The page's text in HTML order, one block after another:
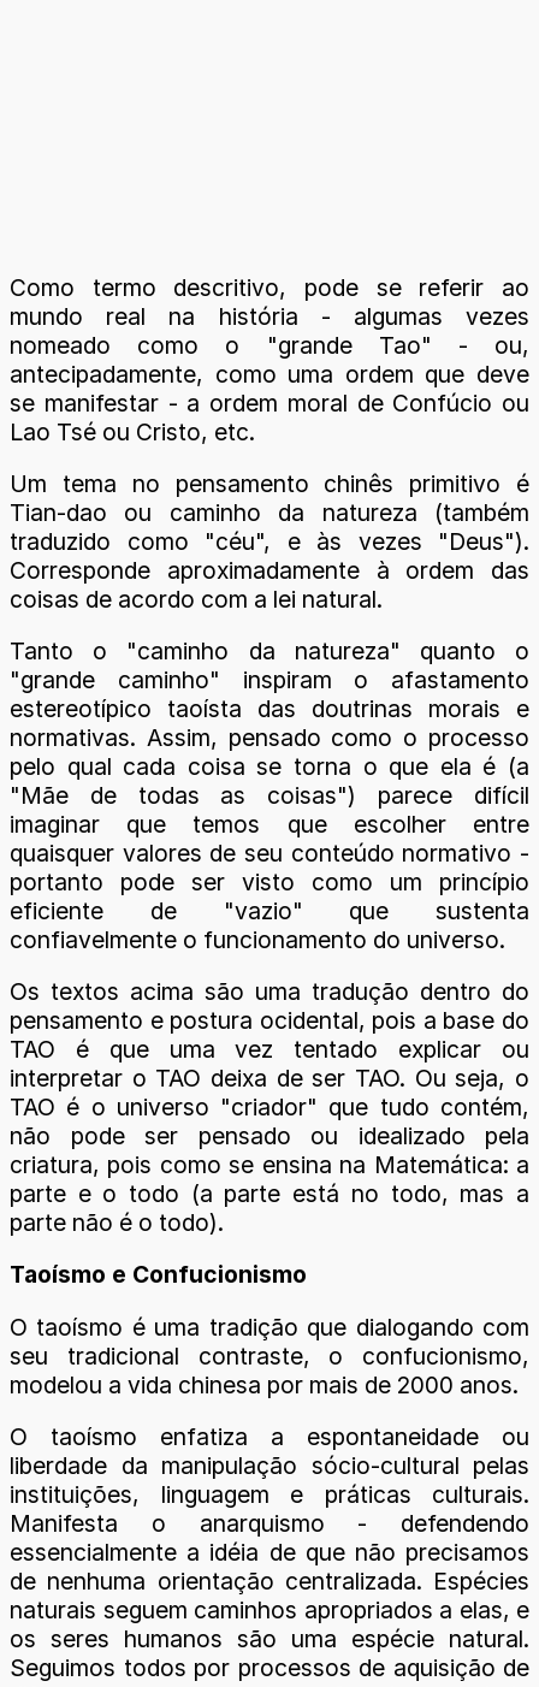
Como termo descritivo, pode se referir ao
mundo real na história - algumas vezes
nomeado como o "grande Tao" - ou,
antecipadamente, como uma ordem que deve
se manifestar - a ordem moral de Confúcio ou
Lao Tsé ou Cristo, etc.
Um tema no pensamento chinês primitivo é
Tian-dao ou caminho da natureza (também
traduzido como "céu", e às vezes "Deus").
Corresponde aproximadamente à ordem das
coisas de acordo com a lei natural.
Tanto o "caminho da natureza" quanto o
"grande caminho" inspiram o afastamento
estereotípico taoísta das doutrinas morais e
normativas. Assim, pensado como o processo
pelo qual cada coisa se torna o que ela é (a
"Mãe de todas as coisas") parece difícil
imaginar que temos que escolher entre
quaisquer valores de seu conteúdo normativo -
portanto pode ser visto como um princípio
eficiente de "vazio" que sustenta
confiavelmente o funcionamento do universo.
Os textos acima são uma tradução dentro do
pensamento e postura ocidental, pois a base do
TAO é que uma vez tentado explicar ou
interpretar o TAO deixa de ser TAO. Ou seja, o
TAO é o universo "criador" que tudo contém,
não pode ser pensado ou idealizado pela
criatura, pois como se ensina na Matemática: a
parte e o todo (a parte está no todo, mas a
parte não é o todo).
Taoísmo e Confucionismo
O taoísmo é uma tradição que dialogando com
seu tradicional contraste, o confucionismo,
modelou a vida chinesa por mais de 2000 anos.
O taoísmo enfatiza a espontaneidade ou
liberdade da manipulação sócio-cultural pelas
instituições, linguagem e práticas culturais.
Manifesta o anarquismo - defendendo
essencialmente a idéia de que não precisamos
de nenhuma orientação centralizada. Espécies
naturais seguem caminhos apropriados a elas, e
os seres humanos são uma espécie natural.
Seguimos todos por processos de aquisição de